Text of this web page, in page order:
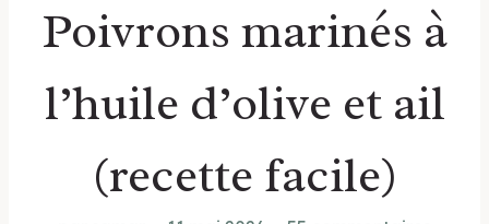
Poivrons marinés à
l’huile d’olive et ail
(recette facile)